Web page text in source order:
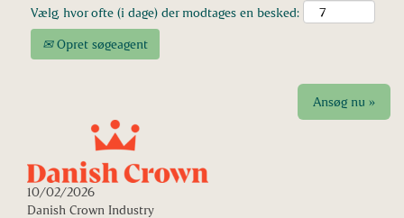
Vælg, hvor ofte (i dage) der modtages en besked:
Opret søgeagent
Ansøg nu »
10/02/2026
Danish Crown Industry